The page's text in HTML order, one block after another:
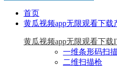
首页
黄瓜视频app无限观看下载
黄瓜视频app无限观看下
一维条形码扫
二维扫描枪